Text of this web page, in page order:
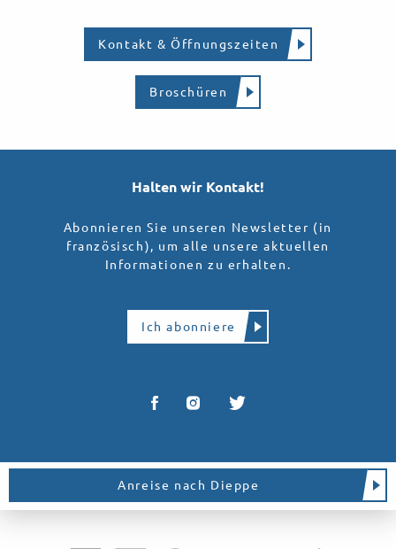
Kontakt & Öffnungszeiten
Broschüren
Halten wir Kontakt!
Abonnieren Sie unseren Newsletter (in
französisch), um alle unsere aktuellen
Informationen zu erhalten.
Ich abonniere
Anreise nach Dieppe